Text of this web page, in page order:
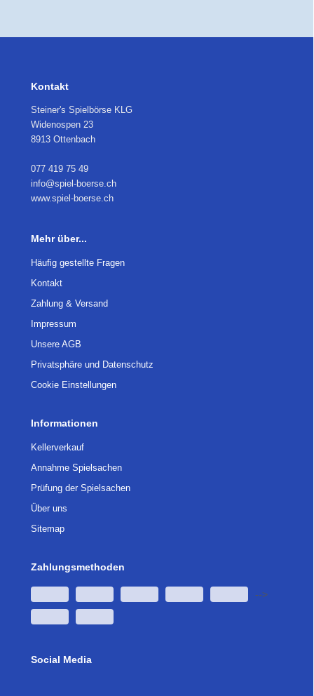
Kontakt
Steiner's Spielbörse KLG
Widenospen 23
8913 Ottenbach
077 419 75 49
info@spiel-boerse.ch
www.spiel-boerse.ch
Mehr über...
Häufig gestellte Fragen
Kontakt
Zahlung & Versand
Impressum
Unsere AGB
Privatsphäre und Datenschutz
Cookie Einstellungen
Informationen
Kellerverkauf
Annahme Spielsachen
Prüfung der Spielsachen
Über uns
Sitemap
Zahlungsmethoden
-->
Social Media